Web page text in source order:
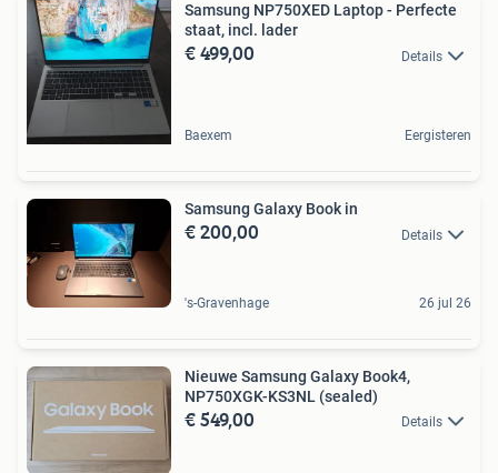
Samsung NP750XED Laptop - Perfecte
staat, incl. lader
€ 499,00 Details
Baexem Eergisteren
Samsung Galaxy Book in
€ 200,00 Details
's-Gravenhage 26 jul 26
Nieuwe Samsung Galaxy Book4,
NP750XGK-KS3NL (sealed)
€ 549,00 Details